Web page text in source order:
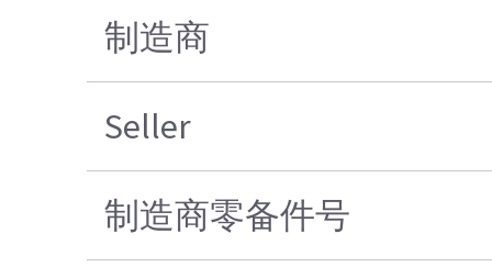
制造商
Seller
制造商零备件号